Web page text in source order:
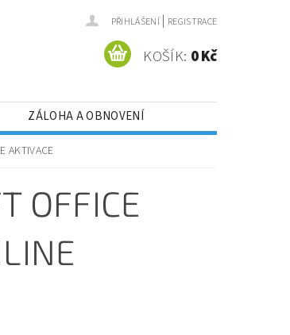
PŘIHLÁŠENÍ | REGISTRACE
KOŠÍK: 0 Kč
ZÁLOHA A OBNOVENÍ
VÝHODNÉ BALÍČKY
AKTIVACE
OFFICE